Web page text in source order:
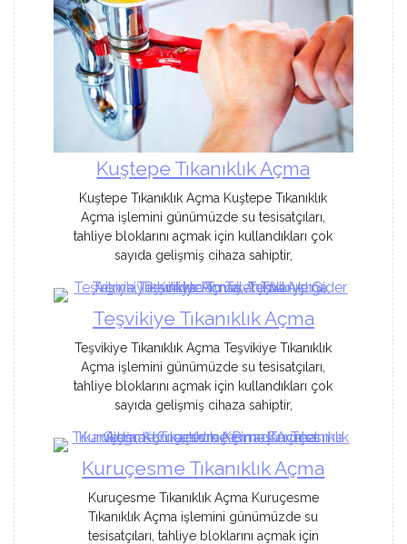
Kuştepe Tıkanıklık Açma
Kuştepe Tıkanıklık Açma Kuştepe Tıkanıklık
Açma işlemini günümüzde su tesisatçıları,
tahliye bloklarını açmak için kullandıkları çok
sayıda gelişmiş cihaza sahiptir,
Teşvikiye Tıkanıklık Açma
Teşvikiye Tıkanıklık Açma Teşvikiye Tıkanıklık
Açma işlemini günümüzde su tesisatçıları,
tahliye bloklarını açmak için kullandıkları çok
sayıda gelişmiş cihaza sahiptir,
Kuruçesme Tıkanıklık Açma
Kuruçesme Tıkanıklık Açma Kuruçesme
Tıkanıklık Açma işlemini günümüzde su
tesisatçıları, tahliye bloklarını açmak için